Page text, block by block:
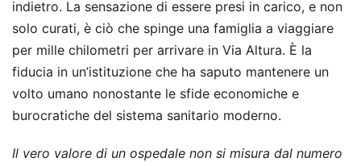
indietro. La sensazione di essere presi in carico, e non
solo curati, è ciò che spinge una famiglia a viaggiare
per mille chilometri per arrivare in Via Altura. È la
fiducia in un’istituzione che ha saputo mantenere un
volto umano nonostante le sfide economiche e
burocratiche del sistema sanitario moderno.
Il vero valore di un ospedale non si misura dal numero